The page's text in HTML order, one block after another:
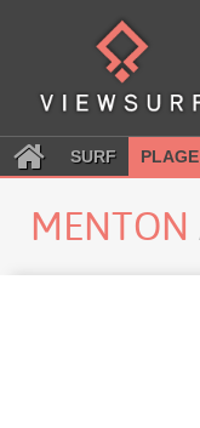
SURF PLAGE
MENTON